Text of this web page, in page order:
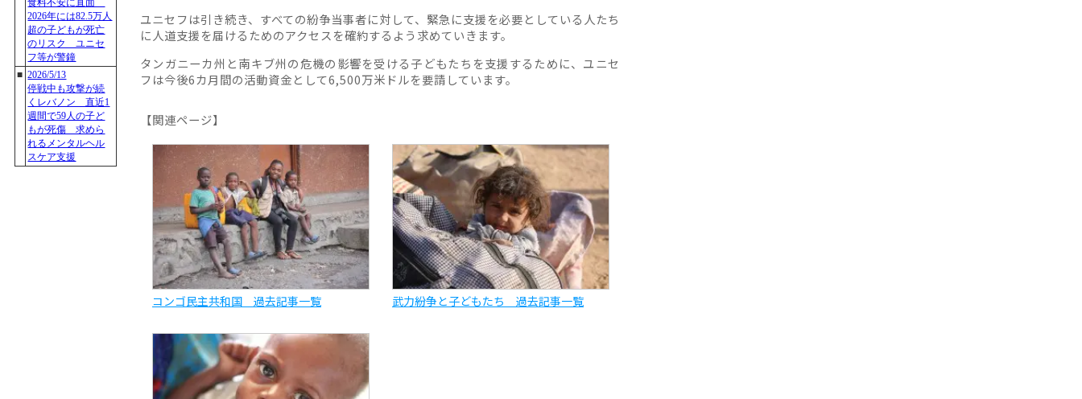
ユニセフは引き続き、すべての紛争当事者に対して、緊急に支援を必要としている人たち
に人道支援を届けるためのアクセスを確約するよう求めていきます。
タンガニーカ州と南キブ州の危機の影響を受ける子どもたちを支援するために、ユニセ
フは今後6カ月間の活動資金として6,500万米ドルを要請しています。
【関連ページ】
コンゴ民主共和国 過去記事一覧 武力紛争と子どもたち 過去記事一覧